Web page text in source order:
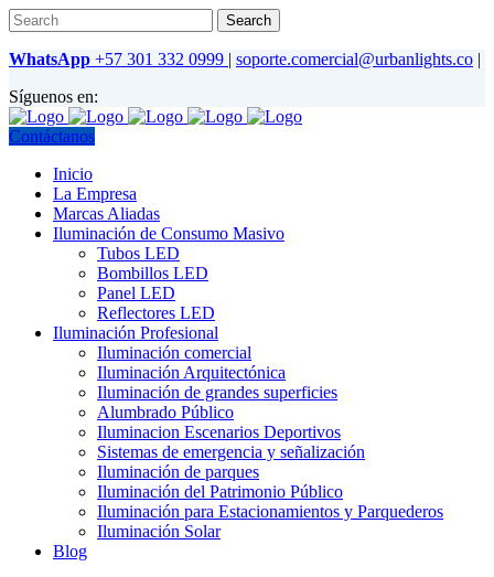
WhatsApp +57 301 332 0999 | soporte.comercial@urbanlights.co |
Síguenos en:
Contáctanos
Inicio
La Empresa
Marcas Aliadas
Iluminación de Consumo Masivo
Tubos LED
Bombillos LED
Panel LED
Reflectores LED
Iluminación Profesional
Iluminación comercial
Iluminación Arquitectónica
Iluminación de grandes superficies
Alumbrado Público
Iluminacion Escenarios Deportivos
Sistemas de emergencia y señalización
Iluminación de parques
Iluminación del Patrimonio Público
Iluminación para Estacionamientos y Parquederos
Iluminación Solar
Blog